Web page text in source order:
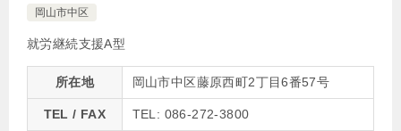
岡山市中区
就労継続支援A型
所在地 岡山市中区藤原西町2丁目6番57号
TEL / FAX TEL: 086-272-3800